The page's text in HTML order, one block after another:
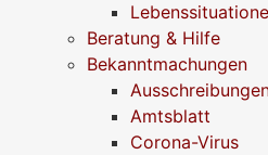
Beratung & Hilfe
Bekanntmachungen
Amtsblatt
Corona-Virus